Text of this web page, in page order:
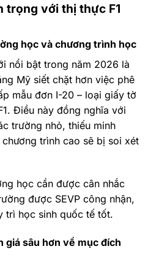
trọng với thị thực F1
học và chương trình học
nổi bật trong năm 2026 là
Mỹ siết chặt hơn việc phê
mẫu đơn I-20 – loại giấy tờ
Điều này đồng nghĩa với
trường nhỏ, thiếu minh
trình cao sẽ bị soi xét
học cần được cân nhắc
được SEVP công nhận,
trì học sinh quốc tế tốt.
giá sâu hơn về mục đích